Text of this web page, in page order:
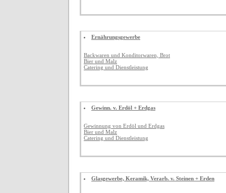
Ernährungsgewerbe
Backwaren und Konditorwaren, Brot
Bier und Malz
Catering und Dienstleistung
Gewinn. v. Erdöl + Erdgas
Gewinnung von Erdöl und Erdgas
Bier und Malz
Catering und Dienstleistung
Glasgewerbe, Keramik, Verarb. v. Steinen + Erden